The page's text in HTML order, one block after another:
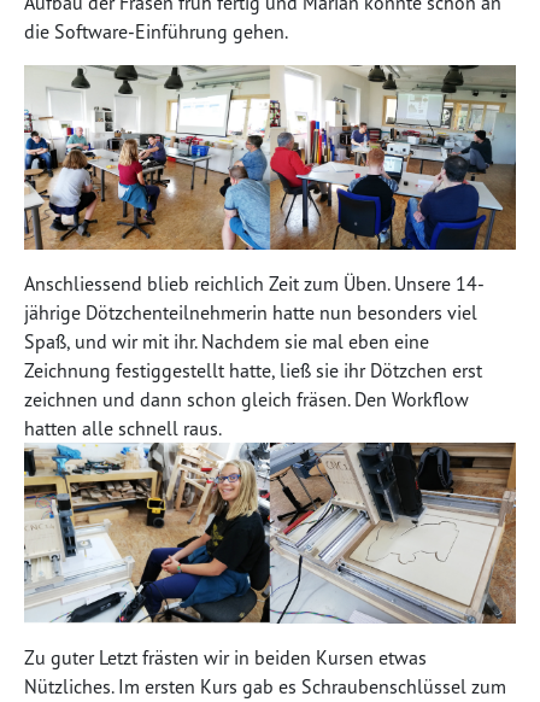
die Software-Einführung gehen.
Anschliessend blieb reichlich Zeit zum Üben. Unsere 14-
jährige Dötzchenteilnehmerin hatte nun besonders viel
Spaß, und wir mit ihr. Nachdem sie mal eben eine
Zeichnung festiggestellt hatte, ließ sie ihr Dötzchen erst
zeichnen und dann schon gleich fräsen. Den Workflow
hatten alle schnell raus.
Zu guter Letzt frästen wir in beiden Kursen etwas
Nützliches. Im ersten Kurs gab es Schraubenschlüssel zum